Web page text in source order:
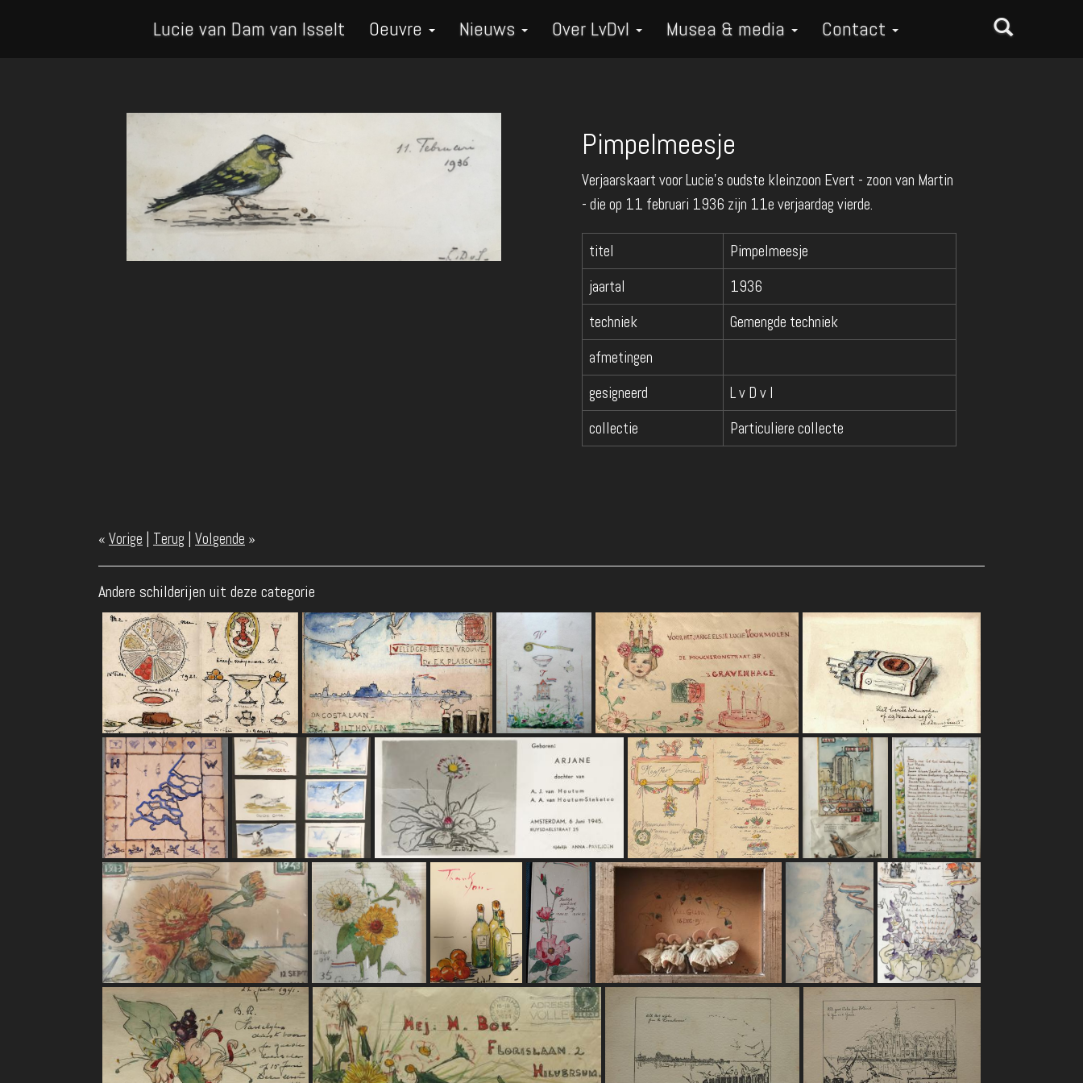
Lucie van Dam van Isselt Oeuvre Nieuws Over LvDvI Musea & media Contact
Pimpelmeesje
Verjaarskaart voor Lucie's oudste kleinzoon Evert - zoon van Martin
- die op 11 februari 1936 zijn 11e verjaardag vierde.
titel
Pimpelmeesje
jaartal
1936
techniek
Gemengde techniek
afmetingen
gesigneerd
L v D v I
collectie
Particuliere collecte
« Vorige | Terug | Volgende »
Andere schilderijen uit deze categorie